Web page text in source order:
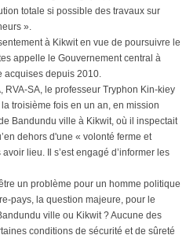
totale si possible des travaux sur
».
à Kikwit en vue de poursuivre le
appelle le Gouvernement central à
acquises depuis 2010.
SA, le professeur Tryphon Kin-kiey
troisième fois en un an, en mission
Bandundu ville à Kikwit, où il inspectait
dehors d'une « volonté ferme et
lieu. Il s’est engagé d’informer les
un problème pour un homme politique
pays, la question majeure, pour le
ville ou Kikwit ? Aucune des
conditions de sécurité et de sûreté